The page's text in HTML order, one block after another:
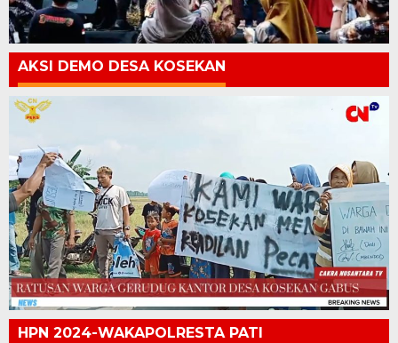
AKSI DEMO DESA KOSEKAN
HPN 2024-WAKAPOLRESTA PATI